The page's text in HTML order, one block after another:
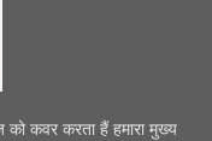
को कवर करता हैं हमारा मुख्य